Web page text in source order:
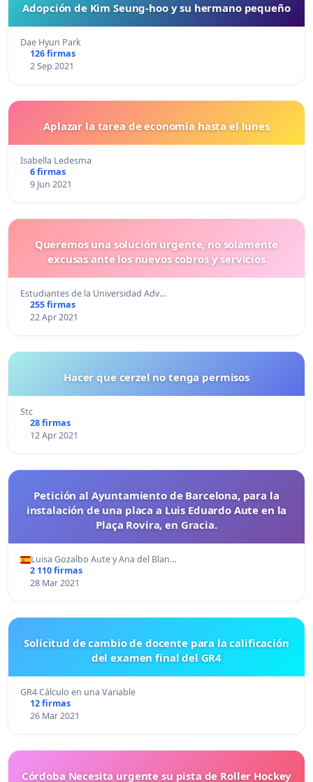
Adopción de Kim Seung-hoo y su hermano pequeño
Dae Hyun Park
126 firmas
2 Sep 2021
Aplazar la tarea de economía hasta el lunes
Isabella Ledesma
6 firmas
9 Jun 2021
Queremos una solución urgente, no solamente
excusas ante los nuevos cobros y servicios
Estudiantes de la Universidad Adv…
255 firmas
22 Apr 2021
Hacer que cerzel no tenga permisos
Stc
28 firmas
12 Apr 2021
Petición al Ayuntamiento de Barcelona, para la
instalación de una placa a Luis Eduardo Aute en la
Plaça Rovira, en Gracia.
Luisa Gozalbo Aute y Ana del Blan…
2 110 firmas
28 Mar 2021
Solicitud de cambio de docente para la calificación
del examen final del GR4
GR4 Cálculo en una Variable
12 firmas
26 Mar 2021
Córdoba Necesita urgente su pista de Roller Hockey